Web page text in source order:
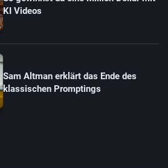
KI Videos
Sam Altman erklärt das Ende des
klassischen Promptings